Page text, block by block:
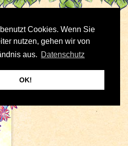
Cookies. Wenn Sie
nutzen, gehen wir von
aus. Datenschutz
OK!